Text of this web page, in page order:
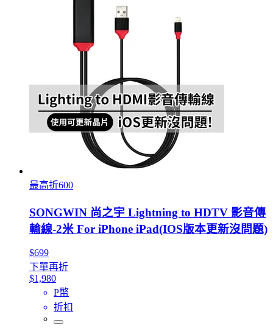
最高折600
SONGWIN 尚之宇 Lightning to HDTV 影音傳
輸線-2米 For iPhone iPad(IOS版本更新沒問題)
$699
下單再折
$1,980
P幣
折扣